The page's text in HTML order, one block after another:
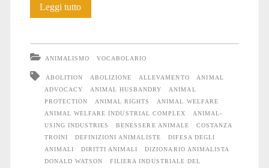
Leggi tuttoDizionario
ANIMALISMO VOCABOLARIO
ABOLITION ABOLIZIONE ALLEVAMENTO
ANIMAL
ADVOCACY
ANIMAL HUSBANDRY
ANIMAL
PROTECTION
ANIMAL RIGHTS
ANIMAL WELFARE
ANIMAL WELFARE INDUSTRIAL COMPLEX
ANIMAL-
USING INDUSTRIES
BENESSERE ANIMALE
COSTANZA
TROINI
DEFINIZIONI ANIMALISTE
DIFESA DEGLI
ANIMALI
DIRITTI ANIMALI
DIZIONARIO ANIMALISTA
DONALD WATSON
FILIERA INDUSTRIALE DEL